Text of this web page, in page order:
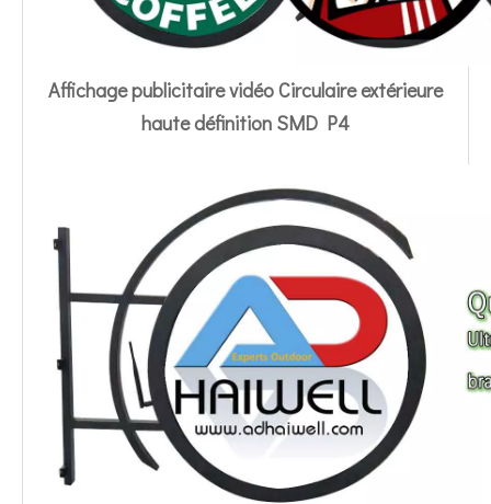
Affichage publicitaire vidéo Circulaire extérieure
haute définition SMD P4